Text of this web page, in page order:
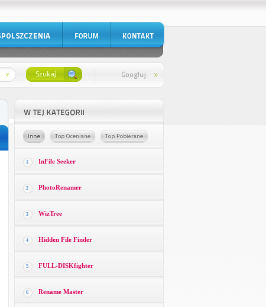
1 InFile Seeker
2 PhotoRenamer
3 WizTree
4 Hidden File Finder
5 FULL-DISKfighter
6 Rename Master